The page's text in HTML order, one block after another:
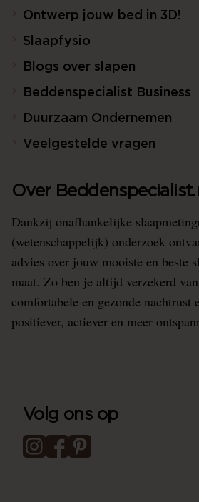
Ontwerp jouw bed in 3D!
Slaapfysio
Blogs over slapen
Beddenspecialist Business
Duurzaam Ondernemen
Veelgestelde vragen
Over
Dankzij onafhankelijke
(wetenschappelijk) onderzoek
advies over jouw mooiste en beste
maat. Zo ben je altijd verzekerd
comfortabele en gezonde nachtrust
positiever, actiever en meer
Volg ons op